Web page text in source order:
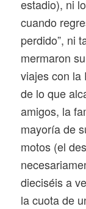
estadio), ni
cuando
perdido”, ni
mermaron
viajes con la
de lo que
amigos, la
mayoría de
motos (el
dieciséis a
la cuota de